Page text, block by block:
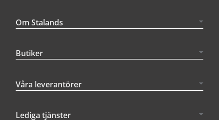
Om Stalands
Butiker
Våra leverantörer
Lediga tjänster